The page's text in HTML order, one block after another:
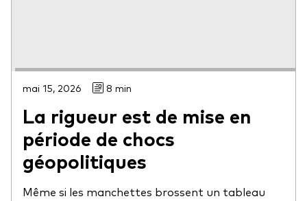
mai 15, 2026 8 min
La rigueur est de mise en
période de chocs
géopolitiques
Même si les manchettes brossent un tableau